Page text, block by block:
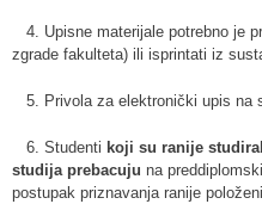
4. Upisne materijale potrebno je
zgrade fakulteta) ili isprintati iz
5. Privola za elektronički upis na
6. Studenti koji su ranije
studija prebacuju na
postupak priznavanja ranije